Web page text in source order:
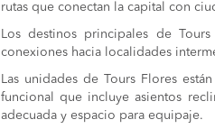
rutas que conectan la capital con
Los destinos principales de
conexiones hacia localidades
Las unidades de Tours Flores
funcional que incluye asientos
adecuada y espacio para equipaje.